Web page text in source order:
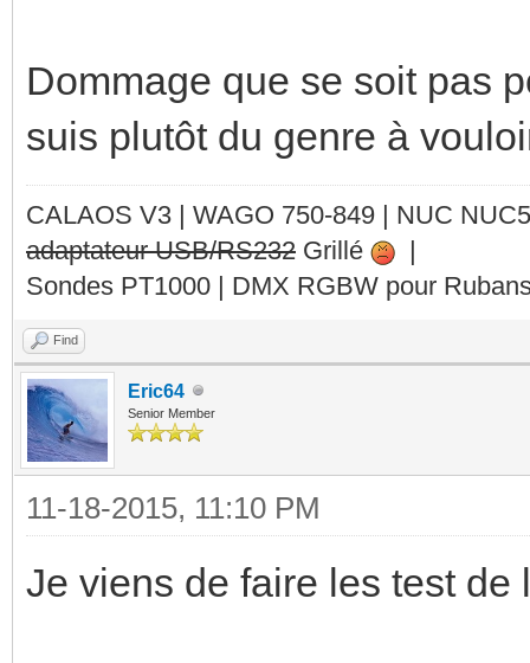
end
if Wplinthes =
-- allume le bloc
end
Dommage que se soit pas
suis plutôt du genre à
CALAOS V3 | WAGO 750-849 | NUC
adaptateur USB/RS232 Grillé
|
Sondes PT1000 | DMX RGBW pour
Find
Eric64
Senior Member
11-18-2015, 11:10 PM
Je viens de faire les test